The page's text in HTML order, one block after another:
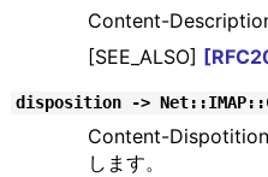
Content-
[SEE_ALSO]
disposition ->
Content-
します。